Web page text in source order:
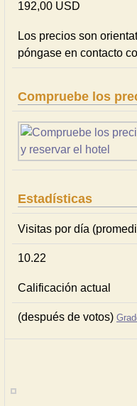
192,00 USD
Los precios son
póngase en contacto
Compruebe los
Estadísticas
Visitas por día
10.22
Calificación actual
(después de votos)